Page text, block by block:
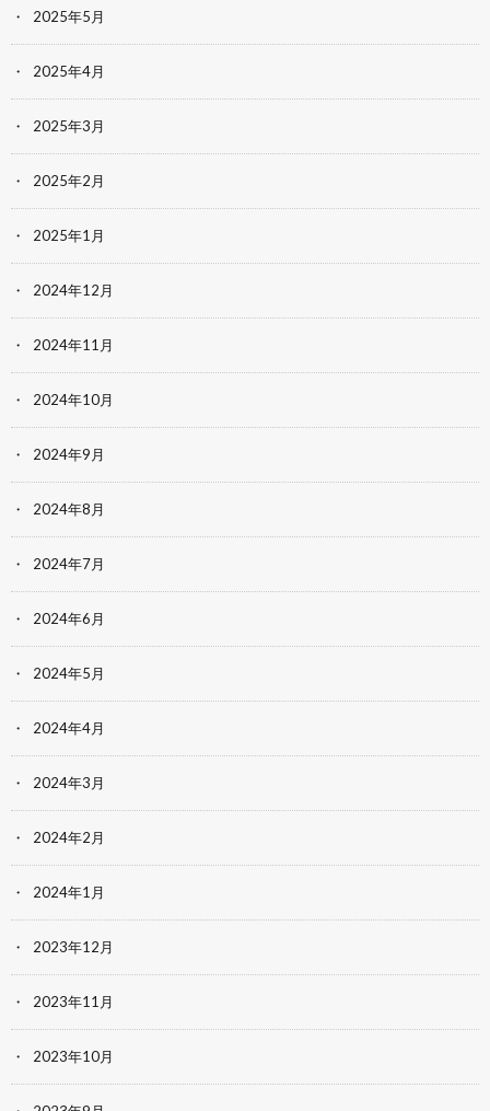
2025年5月
2025年4月
2025年3月
2025年2月
2025年1月
2024年12月
2024年11月
2024年10月
2024年9月
2024年8月
2024年7月
2024年6月
2024年5月
2024年4月
2024年3月
2024年2月
2024年1月
2023年12月
2023年11月
2023年10月